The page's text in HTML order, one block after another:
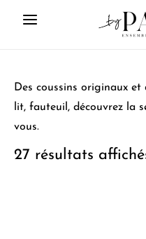
Des coussins originaux
lit, fauteuil, découvrez la
vous.
27 résultats